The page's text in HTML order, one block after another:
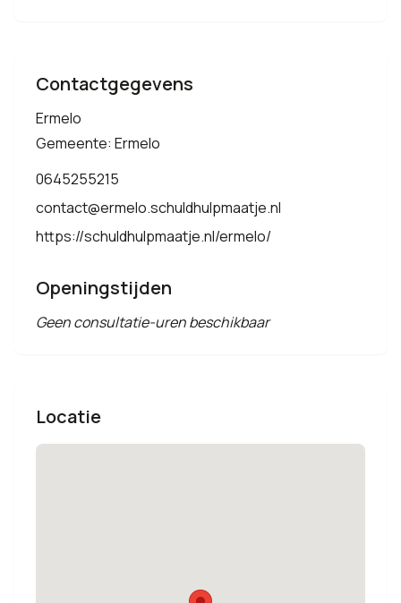
Contactgegevens
Ermelo
Gemeente: Ermelo
0645255215
contact@ermelo.schuldhulpmaatje.nl
https://schuldhulpmaatje.nl/ermelo/
Openingstijden
Geen consultatie-uren beschikbaar
Locatie